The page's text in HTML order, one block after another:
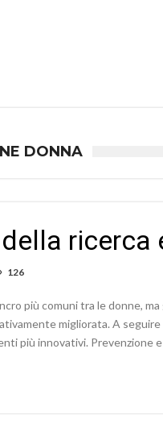
DONNA
ricerca
126
più comuni tra le donne,
migliorata. A
più innovativi. Prevenzione